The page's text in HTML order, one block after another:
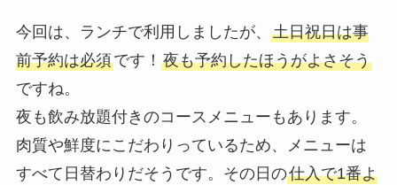
今回は、ランチで利用しましたが、 土日祝日は事
前予約は必須です！ 夜も予約したほうがよさそう
ですね。
夜も飲み放題付きのコースメニューもあります。
肉質や鮮度にこだわりっているため、メニューは
すべて日替わりだそうです。その日の仕入で1番よ